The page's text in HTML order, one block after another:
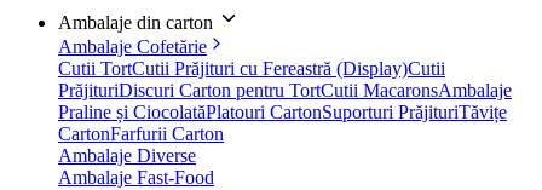
Ambalaje din carton
Ambalaje Cofetărie
Cutii TortCutii Prăjituri cu Fereastră (Display)Cutii
PrăjituriDiscuri Carton pentru TortCutii MacaronsAmbalaje
Praline și CiocolatăPlatouri CartonSuporturi PrăjituriTăvițe
CartonFarfurii Carton
Ambalaje Diverse
Ambalaje Fast-Food